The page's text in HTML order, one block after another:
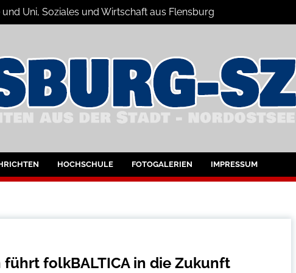
Uni, Soziales und Wirtschaft aus Flensburg
HOCHSCHULE FOTOGALERIEN IMPRESSUM
folkBALTICA in die Zukunft